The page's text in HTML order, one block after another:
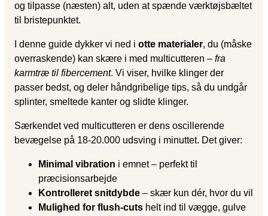
og tilpasse (næsten) alt, uden at spænde værktøjsbæltet
til bristepunktet.
I denne guide dykker vi ned i otte materialer, du (måske
overraskende) kan skære i med multicutteren – fra
karmtræ til fibercement. Vi viser, hvilke klinger der
passer bedst, og deler håndgribelige tips, så du undgår
splinter, smeltede kanter og slidte klinger.
Særkendet ved multicutteren er dens oscillerende
bevægelse på 18-20.000 udsving i minuttet. Det giver:
Minimal vibration i emnet – perfekt til
præcisionsarbejde
Kontrolleret snitdybde – skær kun dér, hvor du vil
Mulighed for flush-cuts helt ind til vægge, gulve